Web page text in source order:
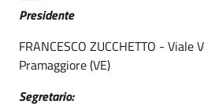
Presidente
FRANCESCO ZUCCHETTO -
Pramaggiore (VE)
Segretario: